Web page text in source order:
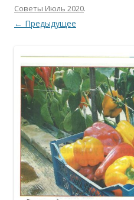
Советы Июль 2020.
← Предыдущее